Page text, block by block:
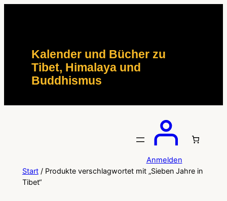
Kalender und Bücher zu
Tibet, Himalaya und
Buddhismus
Anmelden
Start/ Produkte verschlagwortet mit „Sieben Jahre in
Tibet“